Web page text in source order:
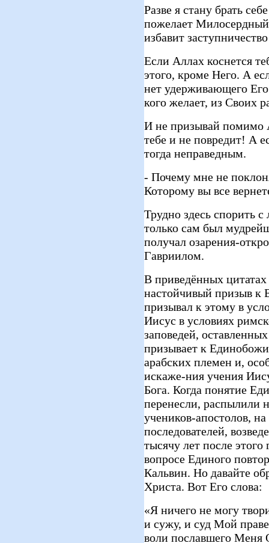
Разве я стану брать
пожелает
избавит
Если Аллах коснется
этого, кроме Него. А
нет удерживающего
кого желает, из Своих
И не призывай помимо
тебе и не повредит! А
тогда неправедным.
- Почему мне не
Которому вы все
Трудно здесь спорить
только сам был
получал озарения-
Гавриилом.
В приведённых
настойчивый призыв
призывал к этому в
Иисус в условиях
заповедей,
призывает к
арабских племен и,
искаже-ния учения
Бога. Когда понятие
перенесли, распылили
учеников-апостолов,
последователей,
тысячу лет после
вопросе Единого
Кальвин. Но давайте
Христа. Вот Его слова:
«Я ничего не могу
и сужу, и суд Мой
воли пославшего